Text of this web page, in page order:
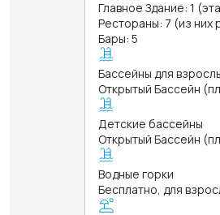
Главное Здание: 1
Рестораны: 7 (из них
Бары: 5
Бассейны для
Открытый Бассейн
Детские бассейны
Открытый Бассейн
Водные горки
Бесплатно, для